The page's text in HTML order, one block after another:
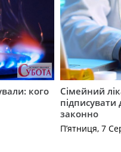
кого
Сімейний
законно
П’ятниця, 7